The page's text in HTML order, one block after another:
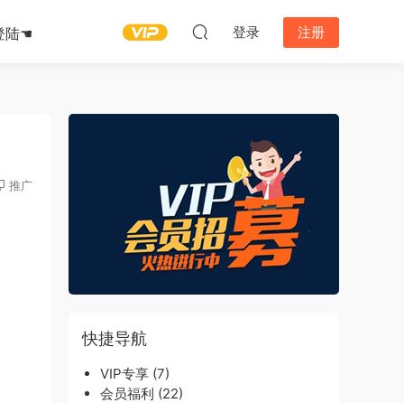
陆☚ 登录 注册
推广
快捷导航
VIP专享 (7)
会员福利 (22)